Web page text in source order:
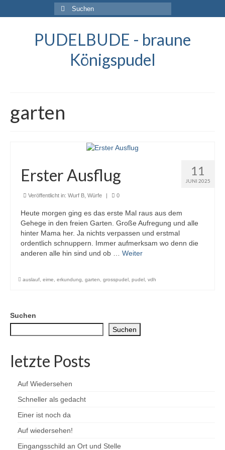
Suche
nach:
PUDELBUDE - braune
Königspudel
garten
11
JUNI 2025
Erster Ausflug
Veröffentlicht in: Wurf B Würfe 0
Heute morgen ging es das erste Mal raus aus dem
Gehege in den freien Garten. Große Aufregung und alle
hinter Mama her. Ja nichts verpassen und erstmal
ordentlich schnuppern. Immer aufmerksam wo denn die
anderen alle hin sind und ob … Weiter
auslauf, eime, erkundung, garten, grosspudel, pudel, vdh
Suchen
Suchen
letzte Posts
Auf Wiedersehen
Schneller als gedacht
Einer ist noch da
Auf wiedersehen!
Eingangsschild an Ort und Stelle